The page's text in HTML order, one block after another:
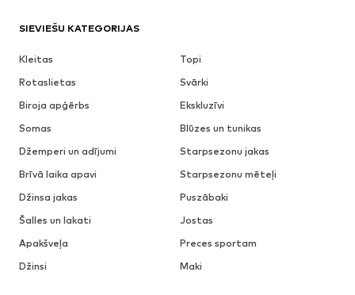
SIEVIEŠU KATEGORIJAS
Kleitas
Topi
Rotaslietas
Svārki
Biroja apģērbs
Ekskluzīvi
Somas
Blūzes un tunikas
Džemperi un adījumi
Starpsezonu jakas
Brīvā laika apavi
Starpsezonu mēteļi
Džinsa jakas
Puszābaki
Šalles un lakati
Jostas
Apakšveļa
Preces sportam
Džinsi
Maki